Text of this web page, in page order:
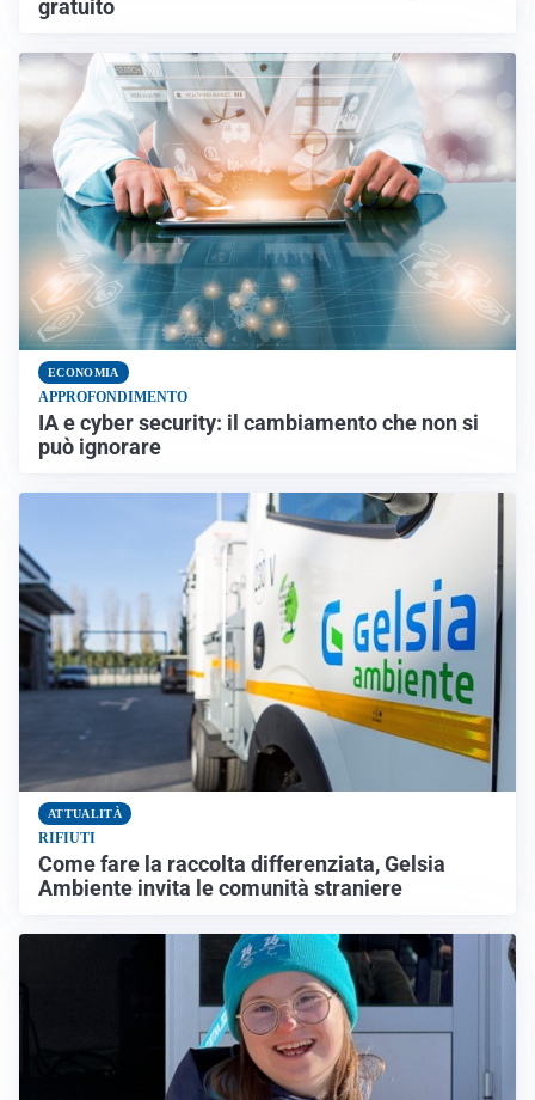
gratuito
ECONOMIA
APPROFONDIMENTO
IA e cyber security: il cambiamento che non si
può ignorare
ATTUALITÀ
RIFIUTI
Come fare la raccolta differenziata, Gelsia
Ambiente invita le comunità straniere